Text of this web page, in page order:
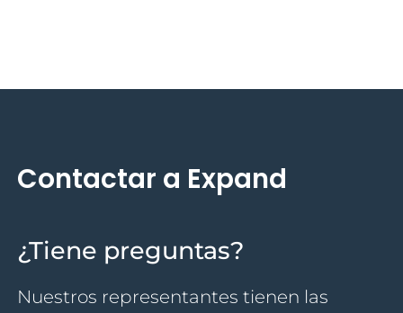
Contactar a Expand
¿Tiene preguntas?
Nuestros representantes tienen las